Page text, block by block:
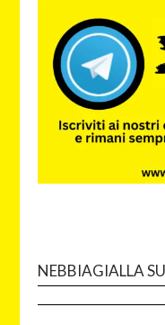
NEBBIAGIALLA